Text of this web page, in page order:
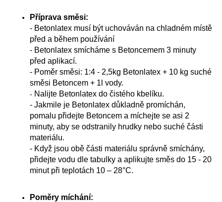
Příprava směsi:
- Betonlatex musí být uchováván na chladném místě
před a během používání
- Betonlatex smícháme s Betoncemem 3 minuty
před aplikací.
- Poměr směsi: 1:4 - 2,5kg Betonlatex + 10 kg suché
směsi Betoncem + 1l vody.
- Nalijte Betonlatex do čistého kbelíku.
- Jakmile je Betonlatex důkladně promíchán,
pomalu přidejte Betoncem a míchejte se asi 2
minuty, aby se odstranily hrudky nebo suché části
materiálu.
- Když jsou obě části materiálu správně smíchány,
přidejte vodu dle tabulky a aplikujte směs do 15 - 20
minut při teplotách 10 – 28°C.
Poměry míchání: